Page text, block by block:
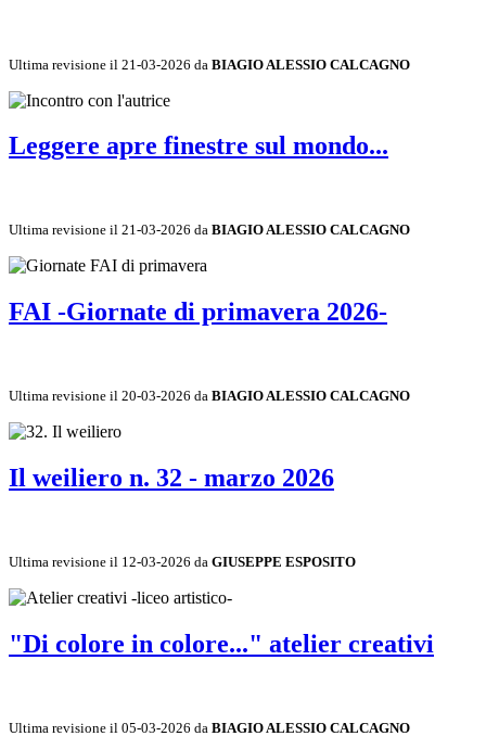
Ultima revisione il 21-03-2026 da BIAGIO ALESSIO CALCAGNO
Leggere apre finestre sul mondo...
Ultima revisione il 21-03-2026 da BIAGIO ALESSIO CALCAGNO
FAI -Giornate di primavera 2026-
Ultima revisione il 20-03-2026 da BIAGIO ALESSIO CALCAGNO
Il weiliero n. 32 - marzo 2026
Ultima revisione il 12-03-2026 da GIUSEPPE ESPOSITO
"Di colore in colore..." atelier creativi
Ultima revisione il 05-03-2026 da BIAGIO ALESSIO CALCAGNO